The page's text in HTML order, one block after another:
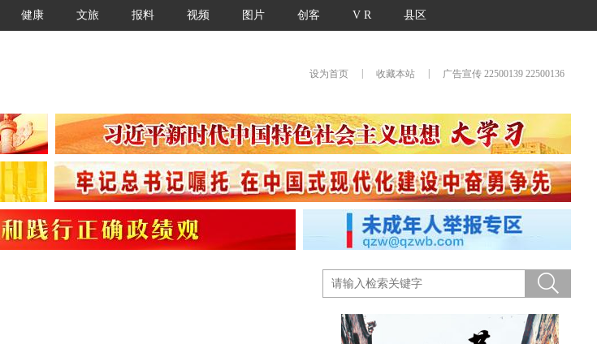
健康 文旅 报料 视频 图片 创客 V R 县区
设为首页 收藏本站 广告宣传 22500139 22500136